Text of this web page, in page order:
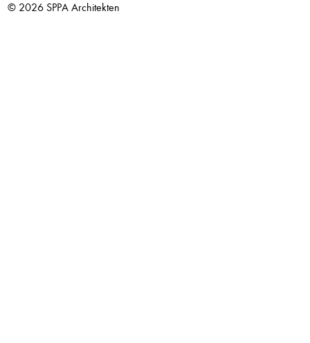
© 2026 SPPA Architekten